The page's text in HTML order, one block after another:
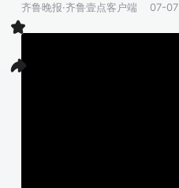
齐鲁晚报·齐鲁壹点客户端 07-07